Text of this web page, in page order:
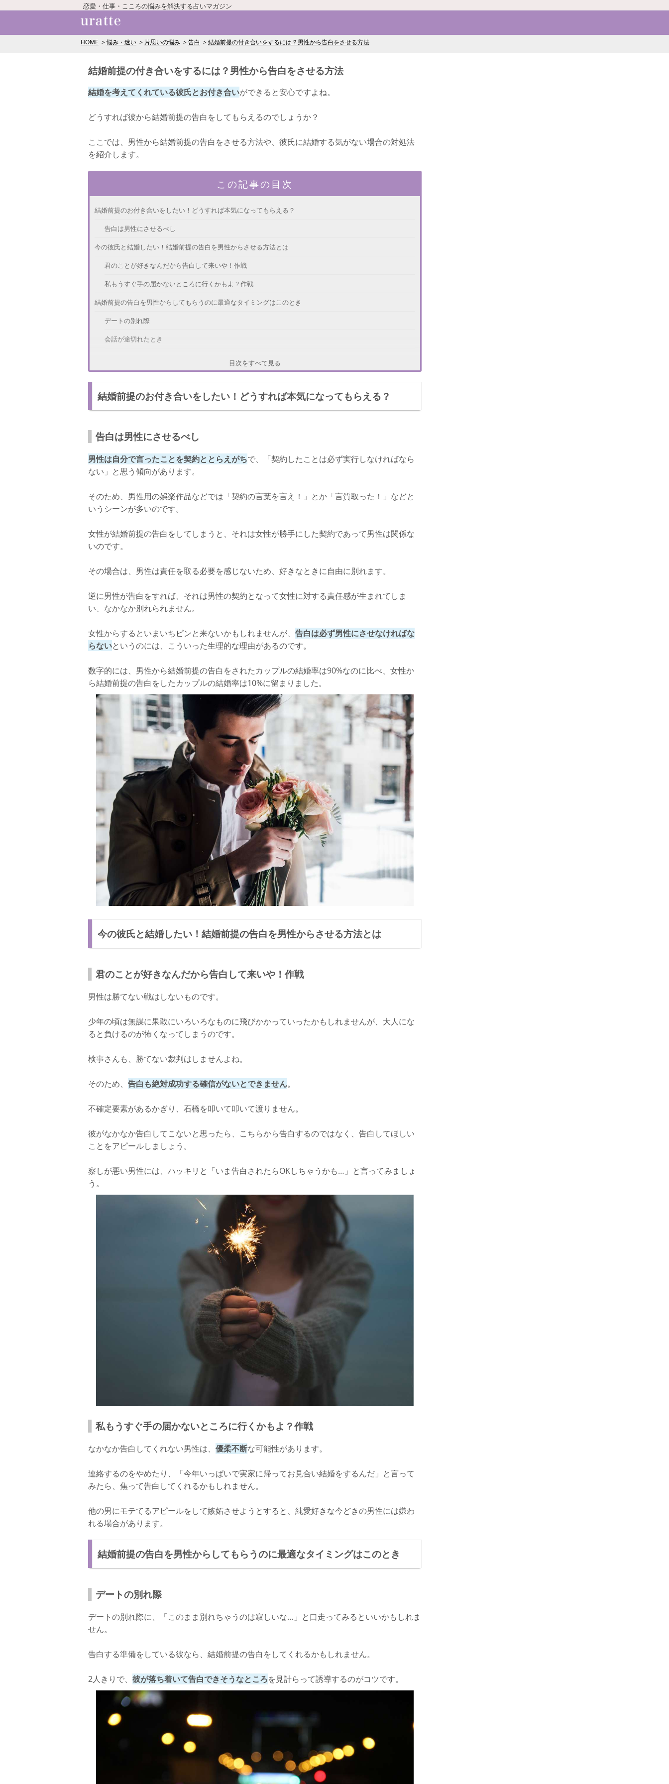
恋愛・仕事・こころの悩みを解決する占いマガジン
HOME 悩み・迷い 片思いの悩み 告白 結婚前提の付き合いをするには？男性から告白をさせる方法
結婚前提の付き合いをするには？男性から告白をさせる方法
結婚を考えてくれている彼氏とお付き合いができると安心ですよね。
どうすれば彼から結婚前提の告白をしてもらえるのでしょうか？
ここでは、男性から結婚前提の告白をさせる方法や、彼氏に結婚する気がない場合の対処法
を紹介します。
この記事の目次
結婚前提のお付き合いをしたい！どうすれば本気になってもらえる？
告白は男性にさせるべし
今の彼氏と結婚したい！結婚前提の告白を男性からさせる方法とは
君のことが好きなんだから告白して来いや！作戦
私もうすぐ手の届かないところに行くかもよ？作戦
結婚前提の告白を男性からしてもらうのに最適なタイミングはこのとき
デートの別れ際
会話が途切れたとき
自分を大切にする
自分のイメージを宝物レベルにする
結婚前提の付き合いをするには？男性から告白をさせる方法まとめ
目次をすべて見る
結婚前提のお付き合いをしたい！どうすれば本気になってもらえる？
告白は男性にさせるべし
男性は自分で言ったことを契約ととらえがちで、「契約したことは必ず実行しなければなら
ない」と思う傾向があります。
そのため、男性用の娯楽作品などでは「契約の言葉を言え！」とか「言質取った！」などと
いうシーンが多いのです。
女性が結婚前提の告白をしてしまうと、それは女性が勝手にした契約であって男性は関係な
いのです。
その場合は、男性は責任を取る必要を感じないため、好きなときに自由に別れます。
逆に男性が告白をすれば、それは男性の契約となって女性に対する責任感が生まれてしま
い、なかなか別れられません。
女性からするといまいちピンと来ないかもしれませんが、 告白は必ず男性にさせなければな
らないというのには、こういった生理的な理由があるのです。
数字的には、男性から結婚前提の告白をされたカップルの結婚率は90%なのに比べ、女性か
ら結婚前提の告白をしたカップルの結婚率は10%に留まりました。
今の彼氏と結婚したい！結婚前提の告白を男性からさせる方法とは
君のことが好きなんだから告白して来いや！作戦
男性は勝てない戦はしないものです。
少年の頃は無謀に果敢にいろいろなものに飛びかかっていったかもしれませんが、大人にな
ると負けるのが怖くなってしまうのです。
検事さんも、勝てない裁判はしませんよね。
そのため、 告白も絶対成功する確信がないとできません。
不確定要素があるかぎり、石橋を叩いて叩いて渡りません。
彼がなかなか告白してこないと思ったら、こちらから告白するのではなく、告白してほしい
ことをアピールしましょう。
察しが悪い男性には、ハッキリと「いま告白されたらOKしちゃうかも…」と言ってみましょ
う。
私もうすぐ手の届かないところに行くかもよ？作戦
なかなか告白してくれない男性は、 優柔不断な可能性があります。
連絡するのをやめたり、「今年いっぱいで実家に帰ってお見合い結婚をするんだ」と言って
みたら、焦って告白してくれるかもしれません。
他の男にモテてるアピールをして嫉妬させようとすると、純愛好きな今どきの男性には嫌わ
れる場合があります。
結婚前提の告白を男性からしてもらうのに最適なタイミングはこのとき
デートの別れ際
デートの別れ際に、「このまま別れちゃうのは寂しいな…」と口走ってみるといいかもしれま
せん。
告白する準備をしている彼なら、結婚前提の告白をしてくれるかもしれません。
2人きりで、 彼が落ち着いて告白できそうなところを見計らって誘導するのがコツです。